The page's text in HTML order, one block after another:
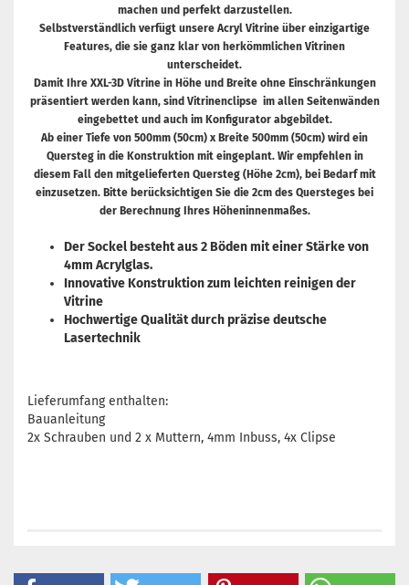
machen und perfekt darzustellen.
Selbstverständlich verfügt unsere Acryl Vitrine über einzigartige
Features, die sie ganz klar von herkömmlichen Vitrinen
unterscheidet.
Damit Ihre XXL-3D Vitrine in Höhe und Breite ohne Einschränkungen
präsentiert werden kann, sind Vitrinenclipse im allen Seitenwänden
eingebettet und auch im Konfigurator abgebildet.
Ab einer Tiefe von 500mm (50cm) x Breite 500mm (50cm) wird ein
Quersteg in die Konstruktion mit eingeplant. Wir empfehlen in
diesem Fall den mitgelieferten Quersteg (Höhe 2cm), bei Bedarf mit
einzusetzen. Bitte berücksichtigen Sie die 2cm des Quersteges bei
der Berechnung Ihres Höheninnenmaßes.
Der Sockel besteht aus 2 Böden mit einer Stärke von
4mm Acrylglas.
Innovative Konstruktion zum leichten reinigen der
Vitrine
Hochwertige Qualität durch präzise deutsche
Lasertechnik
Lieferumfang enthalten:
Bauanleitung
2x Schrauben und 2 x Muttern, 4mm Inbuss, 4x Clipse